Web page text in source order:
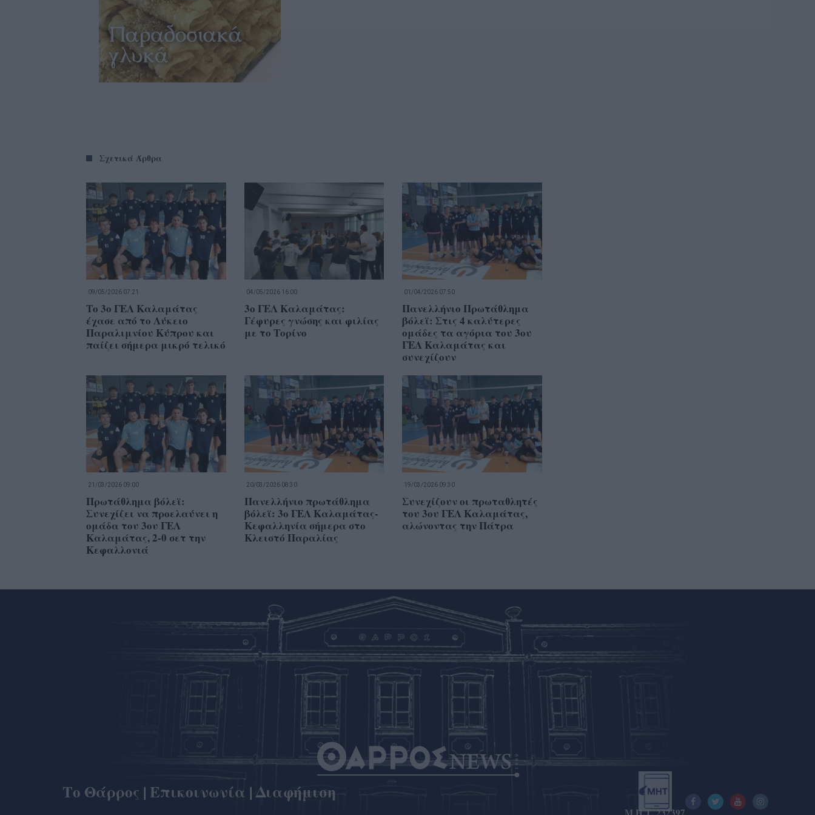
Σχετικά Άρθρα
09/05/2026 07:21
Το 3ο ΓΕΛ Καλαμάτας
έχασε από το Λύκειο
Παραλιμνίου Κύπρου και
παίζει σήμερα μικρό τελικό
04/05/2026 16:00
3ο ΓΕΛ Καλαμάτας:
Γέφυρες γνώσης και φιλίας
με το Τορίνο
01/04/2026 07:50
Πανελλήνιο Πρωτάθλημα
βόλεϊ: Στις 4 καλύτερες
ομάδες τα αγόρια του 3ου
ΓΕΛ Καλαμάτας και
συνεχίζουν
21/03/2026 09:00
Πρωτάθλημα βόλεϊ:
Συνεχίζει να προελαύνει η
ομάδα του 3ου ΓΕΛ
Καλαμάτας, 2-0 σετ την
Κεφαλλονιά
20/03/2026 08:30
Πανελλήνιο πρωτάθλημα
βόλεϊ: 3ο ΓΕΛ Καλαμάτας-
Κεφαλληνία σήμερα στο
Κλειστό Παραλίας
19/03/2026 09:30
Συνεχίζουν οι πρωταθλητές
του 3ου ΓΕΛ Καλαμάτας,
αλώνοντας την Πάτρα
Το Θάρρος | Επικοινωνία |Διαφήμιση